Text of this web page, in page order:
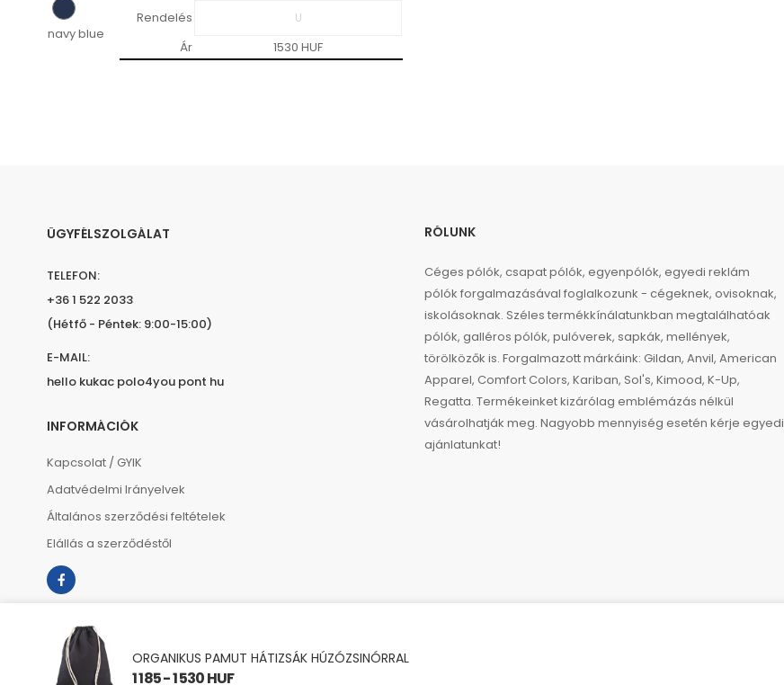
ORGANIKUS PAMUT HÁTIZSÁK HÚZÓZSINÓRRAL
1 185 - 1 530 HUF
navy blue
Rendelés
Ár
1530 HUF
ÜGYFÉLSZOLGÁLAT
TELEFON:
+36 1 522 2033
(Hétfő - Péntek: 9:00-15:00)
E-MAIL:
hello kukac polo4you pont hu
INFORMÁCIÓK
Kapcsolat / GYIK
Adatvédelmi Irányelvek
Általános szerződési feltételek
Elállás a szerződéstől
RÓLUNK
Céges pólók, csapat pólók, egyenpólók, egyedi reklám
pólók forgalmazásával foglalkozunk - cégeknek, ovisoknak,
iskolásoknak. Széles termékkínálatunkban megtalálhatóak
pólók, galléros pólók, pulóverek, sapkák, mellények,
törölközők is. Forgalmazott márkáink: Gildan, Anvil, American
Apparel, Comfort Colors, Kariban, Sol's, Kimood, K-Up,
Regatta. Termékeinket kizárólag emblémázás nélkül
vásárolhatják meg. Nagyobb mennyiség esetén kérje egyedi
ajánlatunkat!
Copyright © 2023 polo4you.hu